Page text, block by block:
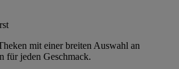
mit einer breiten Auswahl an
für jeden Geschmack.